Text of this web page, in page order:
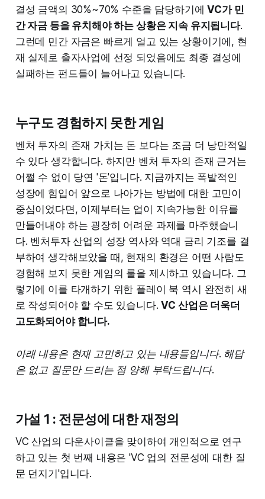
결성 금액의 30%~70% 수준을 담당하기에VC가 민
간 자금 등을 유치해야 하는 상황은 지속 유지됩니다.
그런데 민간 자금은 빠르게 얼고 있는 상황이기에, 현
재 실제로 출자사업에 선정 되었음에도 최종 결성에
실패하는 펀드들이 늘어나고 있습니다.
누구도 경험하지 못한 게임
벤처 투자의 존재 가치는 돈 보다는 조금 더 낭만적일
수 있다 생각합니다. 하지만 벤처 투자의 존재 근거는
어쩔 수 없이 당연 '돈'입니다. 지금까지는 폭발적인
성장에 힘입어 앞으로 나아가는 방법에 대한 고민이
중심이었다면, 이제부터는 업이 지속가능한 이유를
만들어내야 하는 굉장히 어려운 과제를 마주했습니
다. 벤처투자 산업의 성장 역사와 역대 금리 기조를 결
부하여 생각해보았을 때, 현재의 환경은 어떤 사람도
경험해 보지 못한 게임의 룰을 제시하고 있습니다. 그
렇기에 이를 타개하기 위한 플레이 북 역시 완전히 새
로 작성되어야 할 수도 있습니다.VC 산업은 더욱더
고도화되어야 합니다.
아래 내용은 현재 고민하고 있는 내용들입니다. 해답
은 없고 질문만 드리는 점 양해 부탁드립니다.
가설 1 : 전문성에 대한 재정의
VC 산업의 다운사이클을 맞이하여 개인적으로 연구
하고 있는 첫 번째 내용은 'VC 업의 전문성에 대한 질
문 던지기'입니다.